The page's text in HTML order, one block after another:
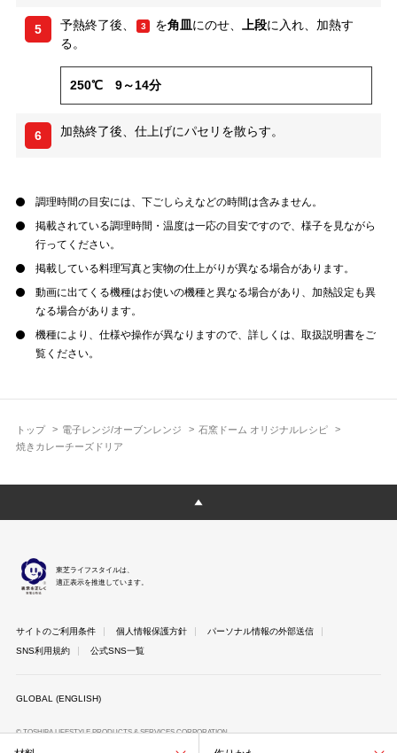
トップ 電子レンジ/オーブンレンジ
石窯ドーム オリジナルレシピ
焼きカレーチーズドリア
5 予熱終了後、 3 を角皿にのせ、 上段に入れ、加熱す
る。
250℃ 9～14分
6 加熱終了後、仕上げにパセリを散らす。
調理時間の目安には、下ごしらえなどの時間は含みません。
掲載されている調理時間・温度は一応の目安ですので、様子を見ながら
行ってください。
掲載している料理写真と実物の仕上がりが異なる場合があります。
動画に出てくる機種はお使いの機種と異なる場合があり、加熱設定も異
なる場合があります。
機種により、仕様や操作が異なりますので、詳しくは、取扱説明書をご
覧ください。
東芝ライフスタイルは、
適正表示を推進しています。
サイトのご利用条件 個人情報保護方針
パーソナル情報の外部送信
SNS利用規約
公式SNS一覧
GLOBAL (ENGLISH)
© TOSHIBA LIFESTYLE PRODUCTS & SERVICES CORPORATION